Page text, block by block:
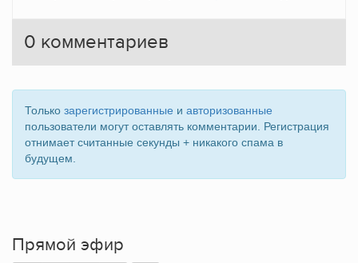
0 комментариев
Только зарегистрированные и авторизованные
пользователи могут оставлять комментарии. Регистрация
отнимает считанные секунды + никакого спама в
будущем.
Прямой эфир